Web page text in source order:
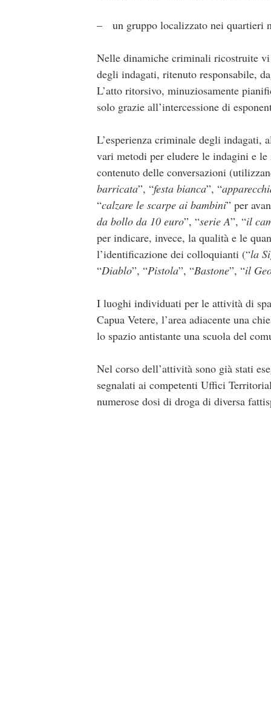
– un gruppo localizzato nei quartieri
Nelle dinamiche criminali ricostruite
degli indagati, ritenuto responsabile,
L’atto ritorsivo, minuziosamente
solo grazie all’intercessione di
L’esperienza criminale degli indagati,
vari metodi per eludere le indagini e
contenuto delle conversazioni
barricata”, “festa bianca”, “
“calzare le scarpe ai bambini” per
da bollo da 10 euro”, “serie A”, “il
per indicare, invece, la qualità e le
l’identificazione dei colloquianti (“la
“Diablo”, “Pistola”, “Bastone”, “il
I luoghi individuati per le attività di
Capua Vetere, l’area adiacente una
lo spazio antistante una scuola del
Nel corso dell’attività sono già stati
segnalati ai competenti Uffici
numerose dosi di droga di diversa